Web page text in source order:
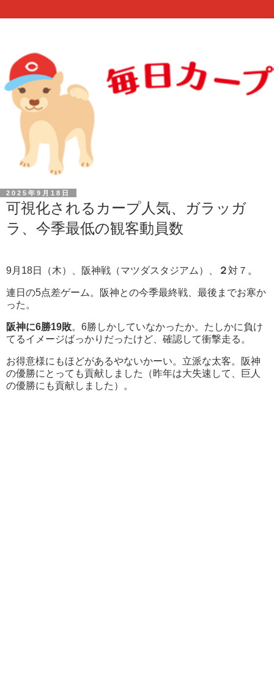
2025年9月18日
可視化されるカープ人気、ガラッガ
ラ、今季最低の観客動員数
9月18日（木）、阪神戦（マツダスタジアム）、 ２ 対７ 。
連日の5点差ゲーム。阪神との今季最終戦、最後までお寒か
った。
阪神に6勝19敗。6勝しかしていなかったか。たしかに負け
てるイメージばっかりだったけど、確認して衝撃走る。
お得意様にもほどがあるやないかーい。立派な太客。阪神
の優勝にとっても貢献しました（昨年は大失速して、巨人
の優勝にも貢献しました）。